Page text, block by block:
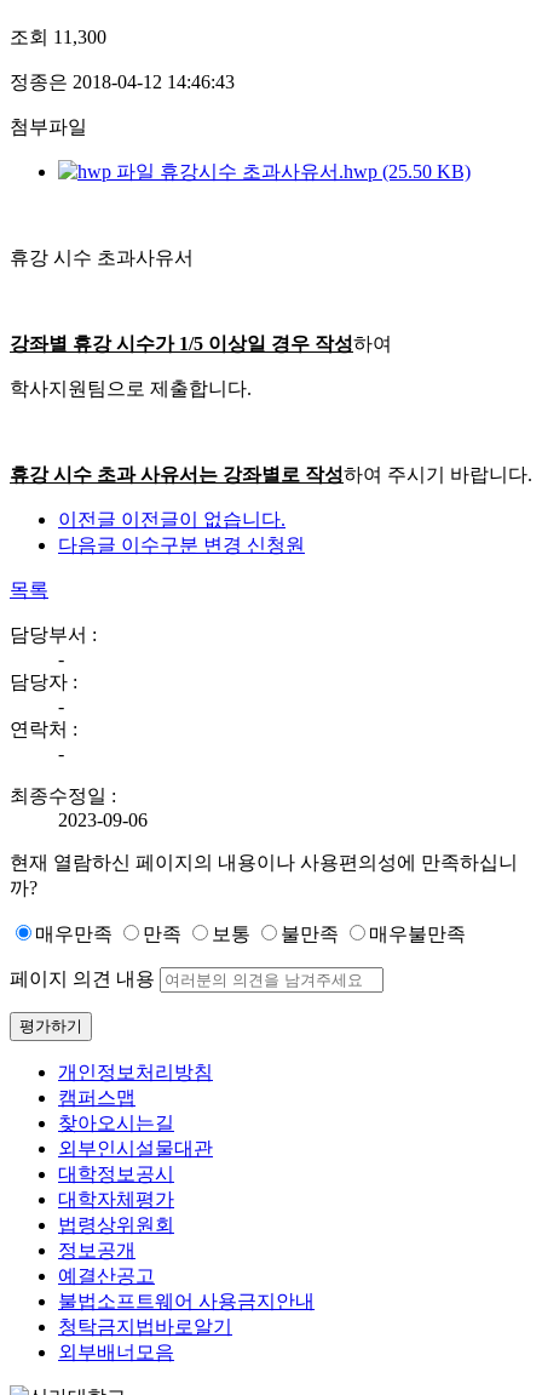
조회 11,300
정종은 2018-04-12 14:46:43
첨부파일
휴강시수 초과사유서.hwp (25.50 KB)
휴강 시수 초과사유서
강좌별 휴강 시수가 1/5 이상일 경우 작성하여
학사지원팀으로 제출합니다.
휴강 시수 초과 사유서는 강좌별로 작성하여 주시기 바랍니다.
이전글 이전글이 없습니다.
다음글 이수구분 변경 신청원
목록
담당부서 :
-
담당자 :
-
연락처 :
-
최종수정일 :
2023-09-06
현재 열람하신 페이지의 내용이나 사용편의성에 만족하십니
까?
매우만족 만족 보통 불만족 매우불만족
페이지 의견 내용
평가하기
개인정보처리방침
캠퍼스맵
찾아오시는길
외부인시설물대관
대학정보공시
대학자체평가
법령상위원회
정보공개
예결산공고
불법소프트웨어 사용금지안내
청탁금지법바로알기
외부배너모음